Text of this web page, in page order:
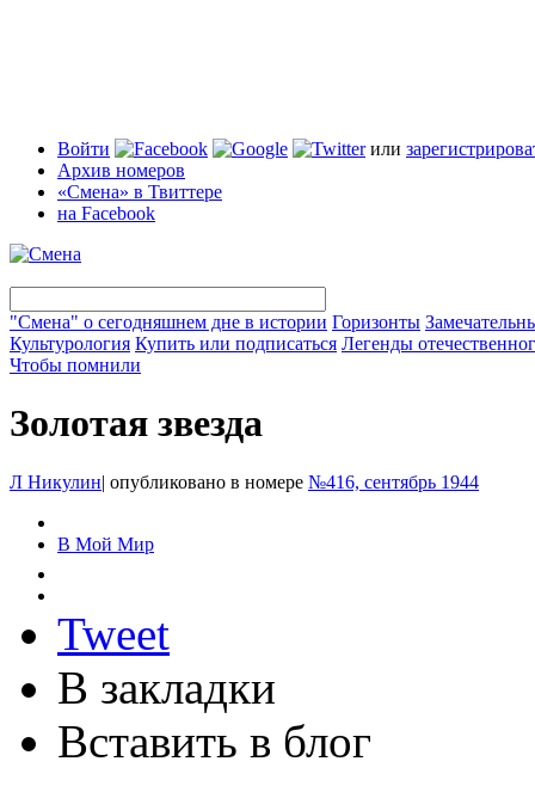
Войти или
Архив номеров
«Смена» в Твиттере
на Facebook
"Смена" о сегодняшнем дне в истории Горизонты
Культурология Купить или подписаться Легенды
Чтобы помнили
Золотая звезда
Л Никулин| опубликовано в номере №416, сентябрь 1944
В Мой Мир
Tweet
В закладки
Вставить в блог